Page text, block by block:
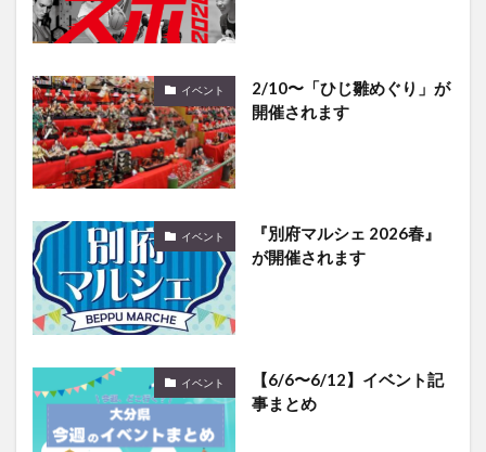
イベント
2/10〜「ひじ雛めぐり」が
開催されます
イベント
『別府マルシェ 2026春』
が開催されます
イベント
【6/6〜6/12】イベント記
事まとめ